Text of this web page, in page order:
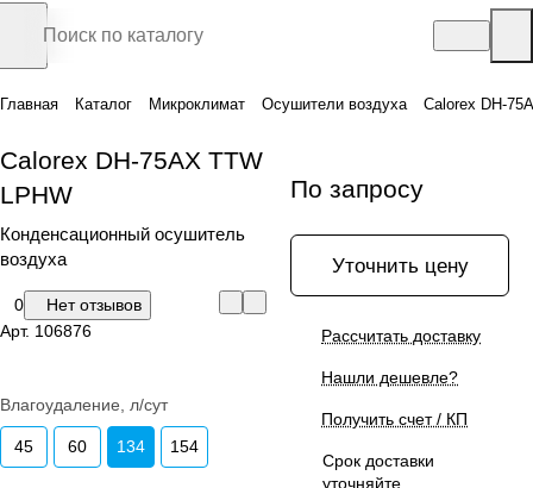
Главная Каталог Микроклимат Осушители воздуха Calorex DH-
Calorex DH-75AX TTW
LPHW
Конденсационный осушитель
воздуха
0
Нет отзывов
Арт. 106876
Влагоудаление, л/сут
45 60 134 154
По запросу
Уточнить цену
Рассчитать доставку
Нашли дешевле?
Получить счет / КП
Срок доставки
уточняйте